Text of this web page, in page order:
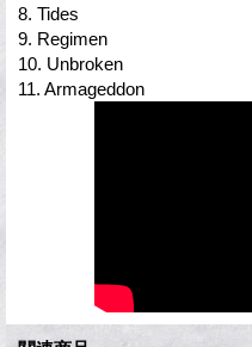
8. Tides
9. Regimen
10. Unbroken
11. Armageddon